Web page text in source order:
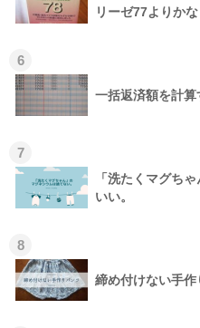
リーゼ77よりか
6
一括返済額を計算
7
「洗たくマグち
いい。
8
締め付けない手作